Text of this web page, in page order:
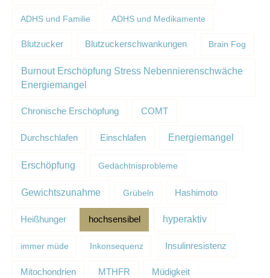
ADHS und Familie ADHS und Medikamente
Blutzucker Blutzuckerschwankungen Brain Fog
Burnout Erschöpfung Stress Nebennierenschwäche
Energiemangel
Chronische Erschöpfung COMT
Durchschlafen Einschlafen Energiemangel
Erschöpfung Gedächtnisprobleme
Gewichtszunahme Grübeln Hashimoto
Heißhunger hochsensibel hyperaktiv
immer müde Inkonsequenz Insulinresistenz
Mitochondrien MTHFR Müdigkeit